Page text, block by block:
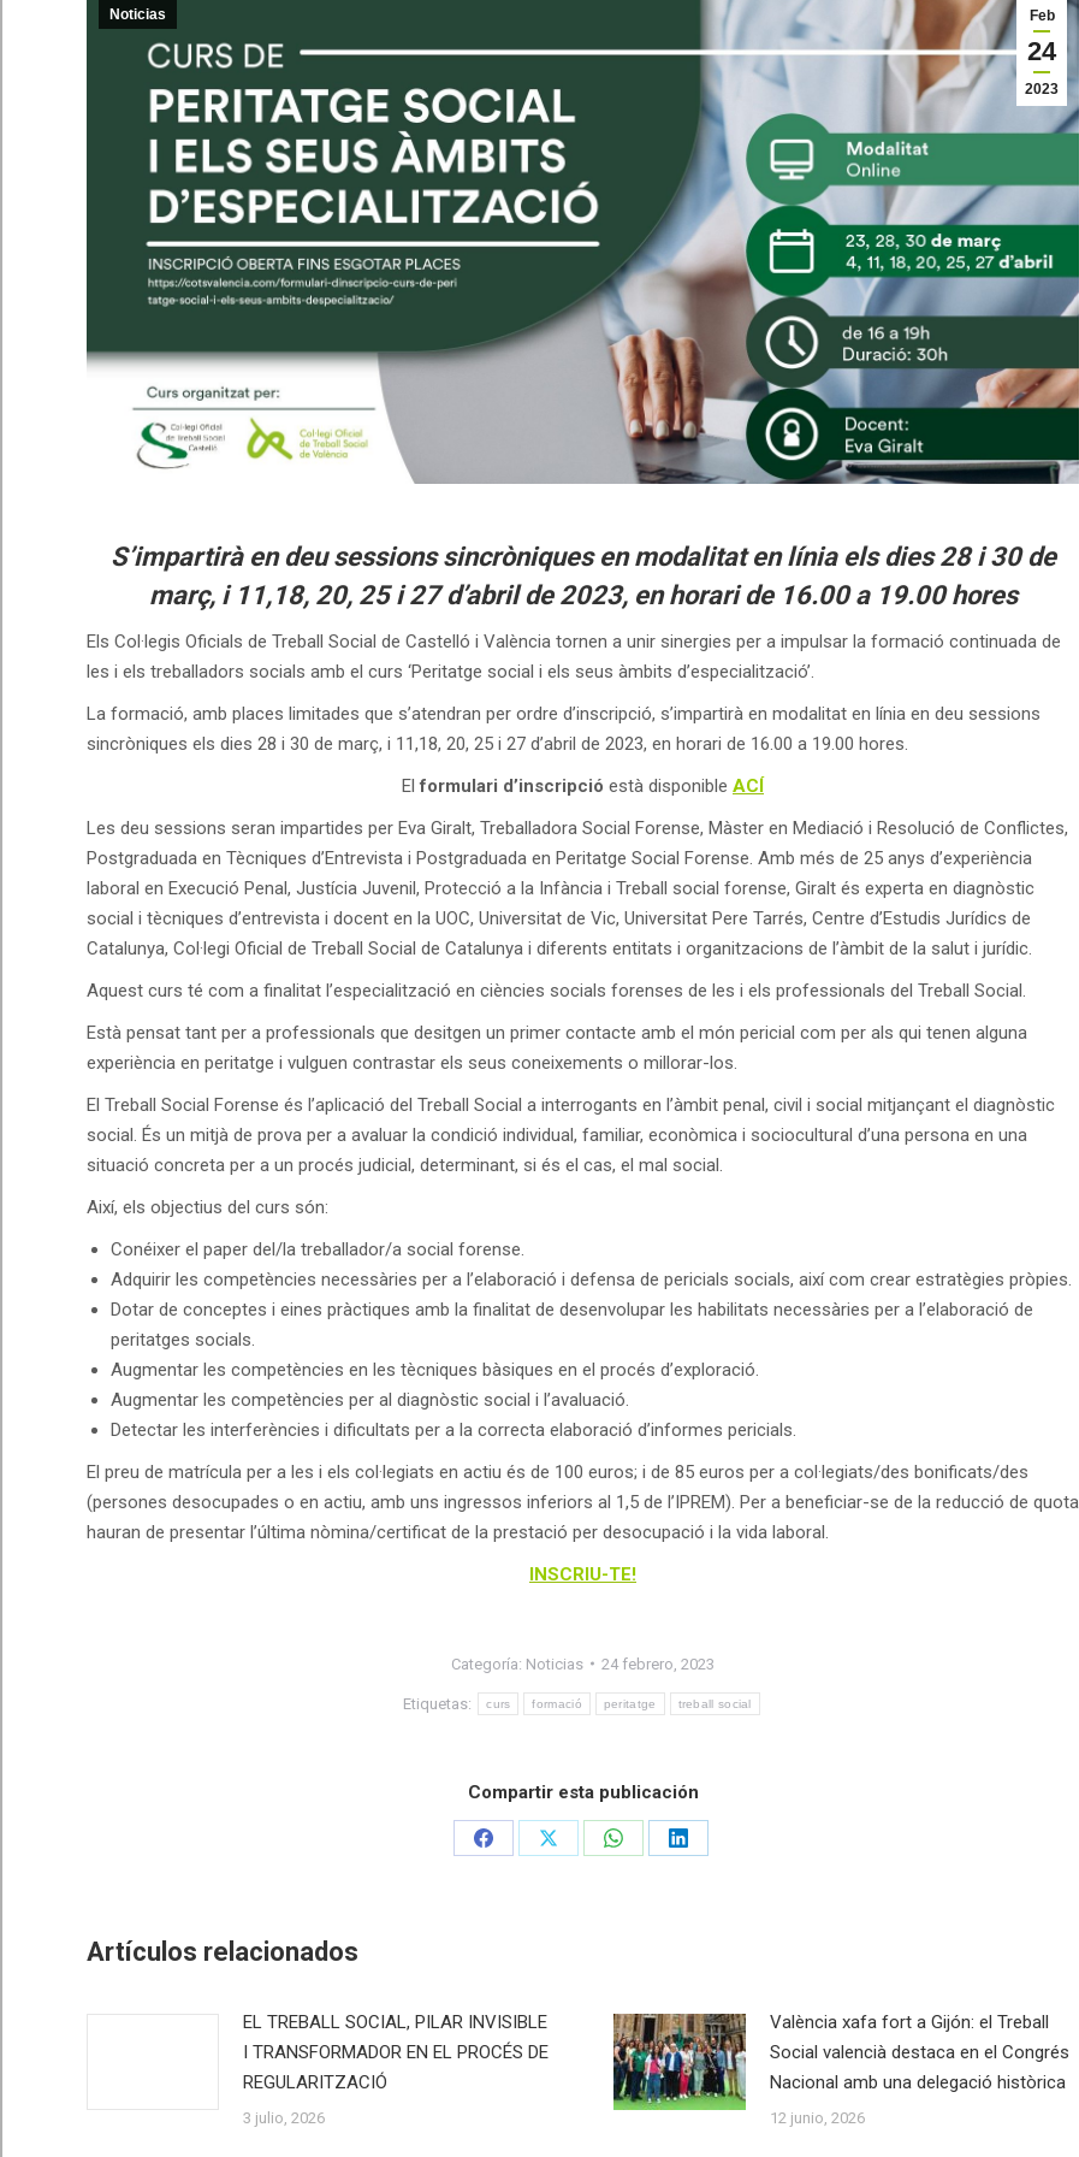
Feb
24
2023
Noticias
S’impartirà en deu sessions sincròniques en modalitat en línia els dies 28 i 30 de
març, i 11,18, 20, 25 i 27 d’abril de 2023, en horari de 16.00 a 19.00 hores
Els Col·legis Oficials de Treball Social de Castelló i València tornen a unir sinergies per a impulsar la formació continuada de
les i els treballadors socials amb el curs ‘Peritatge social i els seus àmbits d’especialització’.
La formació, amb places limitades que s’atendran per ordre d’inscripció, s’impartirà en modalitat en línia en deu sessions
sincròniques els dies 28 i 30 de març, i 11,18, 20, 25 i 27 d’abril de 2023, en horari de 16.00 a 19.00 hores.
Elformulari d’inscripció està disponible ACÍ
Les deu sessions seran impartides per Eva Giralt, Treballadora Social Forense, Màster en Mediació i Resolució de Conflictes,
Postgraduada en Tècniques d’Entrevista i Postgraduada en Peritatge Social Forense. Amb més de 25 anys d’experiència
laboral en Execució Penal, Justícia Juvenil, Protecció a la Infància i Treball social forense, Giralt és experta en diagnòstic
social i tècniques d’entrevista i docent en la UOC, Universitat de Vic, Universitat Pere Tarrés, Centre d’Estudis Jurídics de
Catalunya, Col·legi Oficial de Treball Social de Catalunya i diferents entitats i organitzacions de l’àmbit de la salut i jurídic.
Aquest curs té com a finalitat l’especialització en ciències socials forenses de les i els professionals del Treball Social.
Està pensat tant per a professionals que desitgen un primer contacte amb el món pericial com per als qui tenen alguna
experiència en peritatge i vulguen contrastar els seus coneixements o millorar-los.
El Treball Social Forense és l’aplicació del Treball Social a interrogants en l’àmbit penal, civil i social mitjançant el diagnòstic
social. És un mitjà de prova per a avaluar la condició individual, familiar, econòmica i sociocultural d’una persona en una
situació concreta per a un procés judicial, determinant, si és el cas, el mal social.
Així, els objectius del curs són:
Conéixer el paper del/la treballador/a social forense.
Adquirir les competències necessàries per a l’elaboració i defensa de pericials socials, així com crear estratègies pròpies.
Dotar de conceptes i eines pràctiques amb la finalitat de desenvolupar les habilitats necessàries per a l’elaboració de
peritatges socials.
Augmentar les competències en les tècniques bàsiques en el procés d’exploració.
Augmentar les competències per al diagnòstic social i l’avaluació.
Detectar les interferències i dificultats per a la correcta elaboració d’informes pericials.
El preu de matrícula per a les i els col·legiats en actiu és de 100 euros; i de 85 euros per a col·legiats/des bonificats/des
(persones desocupades o en actiu, amb uns ingressos inferiors al 1,5 de l’IPREM). Per a beneficiar-se de la reducció de quota
hauran de presentar l’última nòmina/certificat de la prestació per desocupació i la vida laboral.
INSCRIU-TE!
Categoría: Noticias 24 febrero, 2023
Etiquetas: curs formació peritatge treball social
Compartir esta publicación
Share
Share
Share
Share
Artículos relacionados
EL TREBALL SOCIAL, PILAR INVISIBLE
I TRANSFORMADOR EN EL PROCÉS DE
REGULARITZACIÓ
3 julio, 2026
València xafa fort a Gijón: el Treball
Social valencià destaca en el Congrés
Nacional amb una delegació històrica
12 junio, 2026